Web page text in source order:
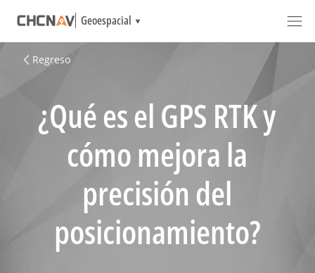
Geoespacial
Regreso
¿Qué es el GPS RTK y
cómo mejora la
precisión del
posicionamiento?